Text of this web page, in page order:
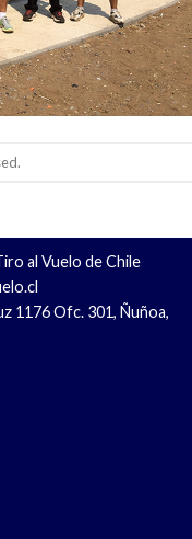
al Vuelo de Chile
1176 Ofc. 301, Ñuñoa,